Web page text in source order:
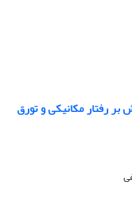
رفتار مکانیکی و تورق